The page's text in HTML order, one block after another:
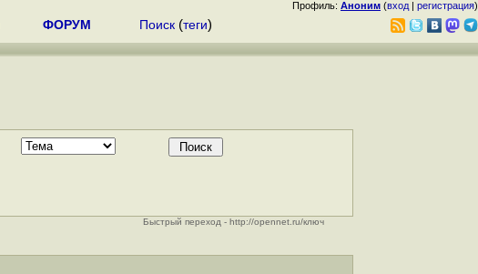
Профиль: Аноним (вход | регистрация)
ФОРУМ Поиск (теги)
Быстрый переход - http://opennet.ru/ключ